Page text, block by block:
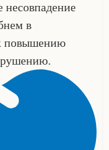
несовпадение
в
повышению